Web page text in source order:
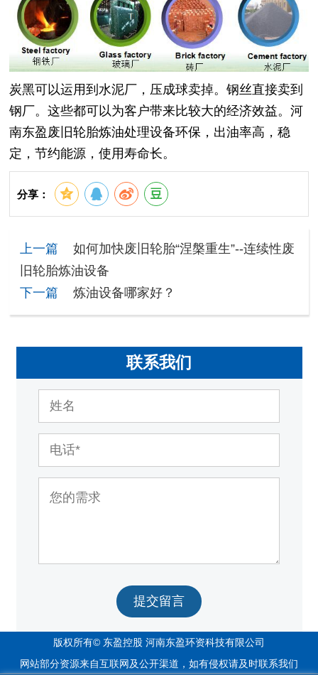
炭黑可以运用到水泥厂，压成球卖掉。钢丝直接卖到
钢厂。这些都可以为客户带来比较大的经济效益。河
南东盈废旧轮胎炼油处理设备环保，出油率高，稳
定，节约能源，使用寿命长。
分享：
上一篇
如何加快废旧轮胎“涅槃重生”--连续性废
旧轮胎炼油设备
下一篇
炼油设备哪家好？
联系我们
提交留言
版权所有© 东盈控股 河南东盈环资科技有限公司
网站部分资源来自互联网及公开渠道，如有侵权请及时联系我们